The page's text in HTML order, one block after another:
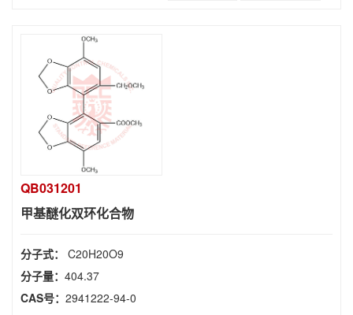
QB031201
甲基醚化双环化合物
分子式： C20H20O9
分子量： 404.37
CAS号： 2941222-94-0